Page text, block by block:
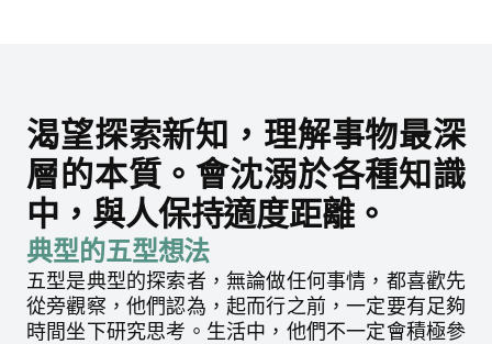
渴望探索新知，理解事物最深
層的本質。會沈溺於各種知識
中，與人保持適度距離。
典型的五型想法
五型是典型的探索者，無論做任何事情，都喜歡先
從旁觀察，他們認為，起而行之前，一定要有足夠
時間坐下研究思考。生活中，他們不一定會積極參